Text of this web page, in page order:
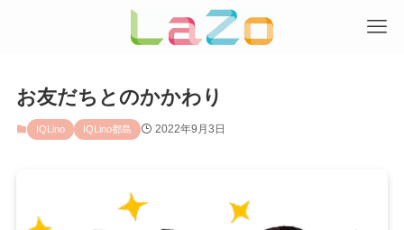
お友だちとのかかわり
IQLino IQLino都島 2022年9月3日